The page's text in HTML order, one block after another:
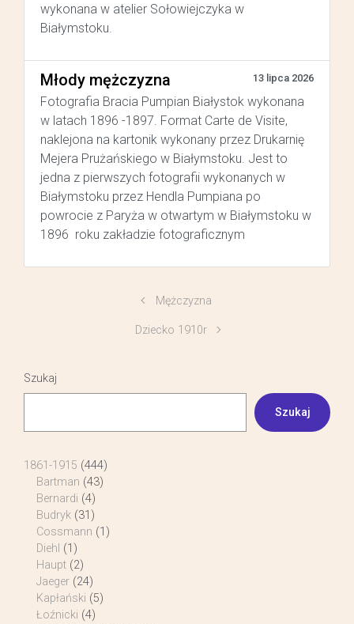
wykonana w atelier Sołowiejczyka w
Białymstoku.
Młody mężczyzna 13 lipca 2026
Fotografia Bracia Pumpian Białystok wykonana
w latach 1896 -1897. Format Carte de Visite,
naklejona na kartonik wykonany przez Drukarnię
Mejera Prużańskiego w Białymstoku. Jest to
jedna z pierwszych fotografii wykonanych w
Białymstoku przez Hendla Pumpiana po
powrocie z Paryża w otwartym w Białymstoku w
1896 roku zakładzie fotograficznym
Mężczyzna
Dziecko 1910r
Szukaj
Szukaj
1861-1915 (444)
Bartman (43)
Bernardi (4)
Budryk (31)
Cossmann (1)
Diehl (1)
Haupt (2)
Jaeger (24)
Kapłański (5)
Łoźnicki (4)